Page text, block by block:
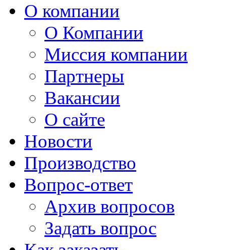
О компании
О Компании
Миссия компании
Партнеры
Вакансии
О сайте
Новости
Производство
Вопрос-ответ
Архив вопросов
Задать вопрос